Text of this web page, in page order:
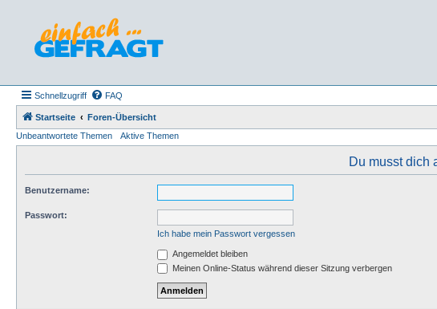
Schnellzugriff FAQ
Startseite
Foren-Übersicht
Unbeantwortete Themen
Aktive Themen
Du musst dich
Benutzername:
Passwort:
Ich habe mein Passwort vergessen
Angemeldet bleiben
Meinen Online-Status während dieser Sitzung verbergen